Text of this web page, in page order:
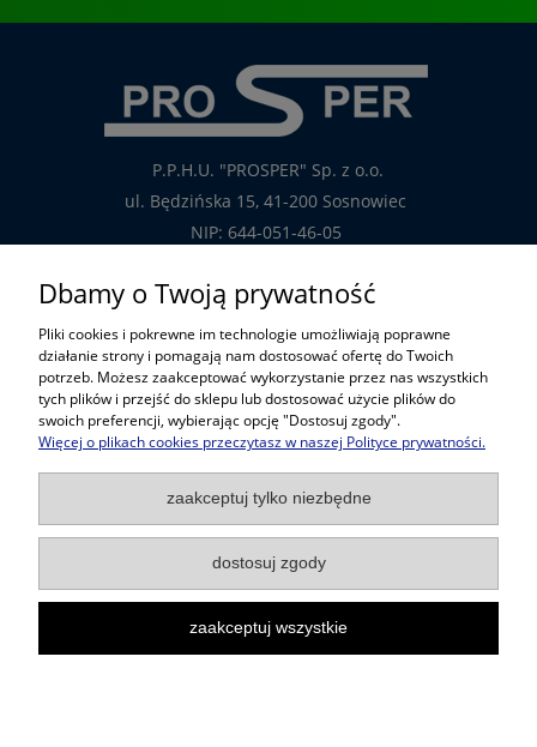
P.P.H.U. "PROSPER" Sp. z o.o.
ul. Będzińska 15, 41-200 Sosnowiec
NIP: 644-051-46-05
tel.: 32-785-29-00
tel. kom: 609-808-147
handlowy@prosper.com.pl
Informacje
Pomoc w zakupach
Popularne kategorie
Dbamy o Twoją prywatność
Pliki cookies i pokrewne im technologie umożliwiają poprawne
działanie strony i pomagają nam dostosować ofertę do Twoich
potrzeb. Możesz zaakceptować wykorzystanie przez nas wszystkich
tych plików i przejść do sklepu lub dostosować użycie plików do
swoich preferencji, wybierając opcję "Dostosuj zgody".
Więcej o plikach cookies przeczytasz w naszej Polityce prywatności.
zaakceptuj tylko niezbędne
dostosuj zgody
zaakceptuj wszystkie